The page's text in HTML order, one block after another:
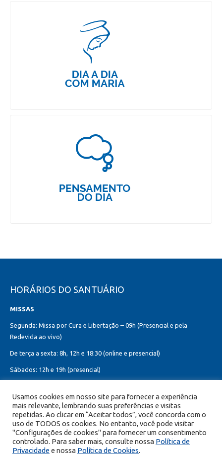
HORÁRIOS DO SANTUÁRIO
MISSAS
Segunda: Missa por Cura e Libertação – 09h (Presencial e pela
Redevida ao vivo)
De terça a sexta: 8h, 12h e 18:30 (online e presencial)
Sábados: 12h e 19h (presencial)
12h, 18h30 (presencial)
Missa do Sagrado Coração de Jesus:
Toda primeira sexta-feira do mês – 8h, 12h e 19h (online e presencial)
Usamos cookies em nosso site para fornecer a experiência
mais relevante, lembrando suas preferências e visitas
repetidas. Ao clicar em “Aceitar todos”, você concorda com o
uso de TODOS os cookies. No entanto, você pode visitar
"Configurações de cookies" para fornecer um consentimento
controlado. Para saber mais, consulte nossa Política de
Privacidade e nossa Política de Cookies.